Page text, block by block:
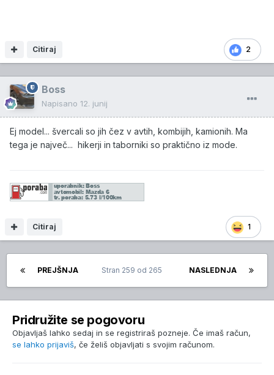
2
Citiraj
Boss
Napisano 12. junij
Ej model... švercali so jih čez v avtih, kombijih, kamionih. Ma
tega je največ... hikerji in taborniki so praktično iz mode.
1
Citiraj
PREJŠNJA NASLEDNJA
Stran 259 od 265
Pridružite se pogovoru
Objavljaš lahko sedaj in se registriraš pozneje. Če imaš račun,
se lahko prijaviš, če želiš objavljati s svojim računom.